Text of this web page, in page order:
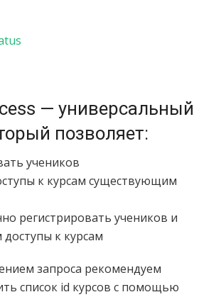
— универсальный
позволяет:
учеников
к курсам существующим
регистрировать учеников и
к курсам
запроса рекомендуем
список id курсов с помощью